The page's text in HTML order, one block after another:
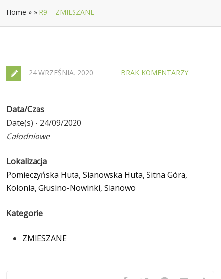
Home » » R9 – ZMIESZANE
24 WRZEŚNIA, 2020 BRAK KOMENTARZY
Data/Czas
Date(s) - 24/09/2020
Całodniowe
Lokalizacja
Pomieczyńska Huta, Sianowska Huta, Sitna Góra,
Kolonia, Głusino-Nowinki, Sianowo
Kategorie
ZMIESZANE